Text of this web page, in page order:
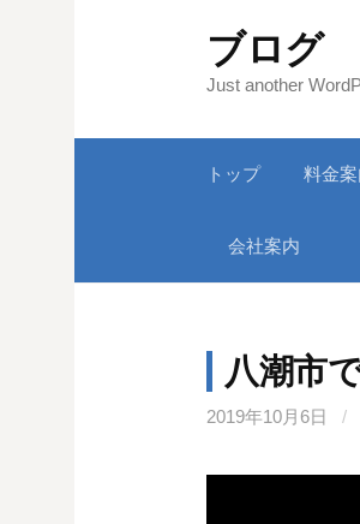
ブログ
Just another
トップ 料金
会社案内
八潮市
2019年10月6日 /